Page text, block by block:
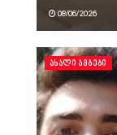
08/06/2026
ᲐᲮᲐᲚᲘ ᲐᲛᲑᲔᲑᲘ